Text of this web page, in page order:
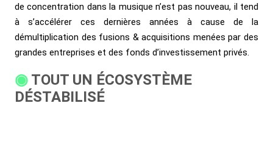
de concentration dans la musique n’est pas nouveau, il tend
à s’accélérer ces dernières années à cause de la
démultiplication des fusions & acquisitions menées par des
grandes entreprises et des fonds d’investissement privés.
TOUT UN ÉCOSYSTÈME
DÉSTABILISÉ